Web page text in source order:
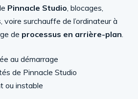
Pinnacle Studio, blocages,
voire surchauffe de l’ordinateur à
de processus en arrière-plan.
au démarrage
de Pinnacle Studio
ou instable